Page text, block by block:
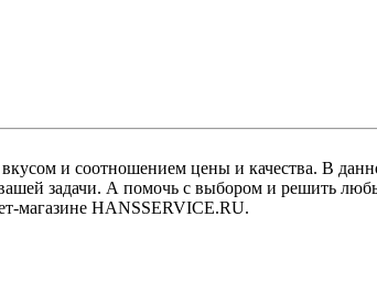
и соотношением цены и качества. В
задачи. А помочь с выбором и решить
магазине HANSSERVICE.RU.